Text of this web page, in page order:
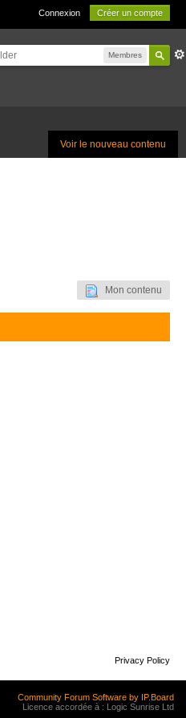
Connexion Créer un compte
Membres
Voir le nouveau contenu
Mon contenu
Privacy Policy
Community Forum Software by IP.Board
Licence accordée à : Logic Sunrise Ltd